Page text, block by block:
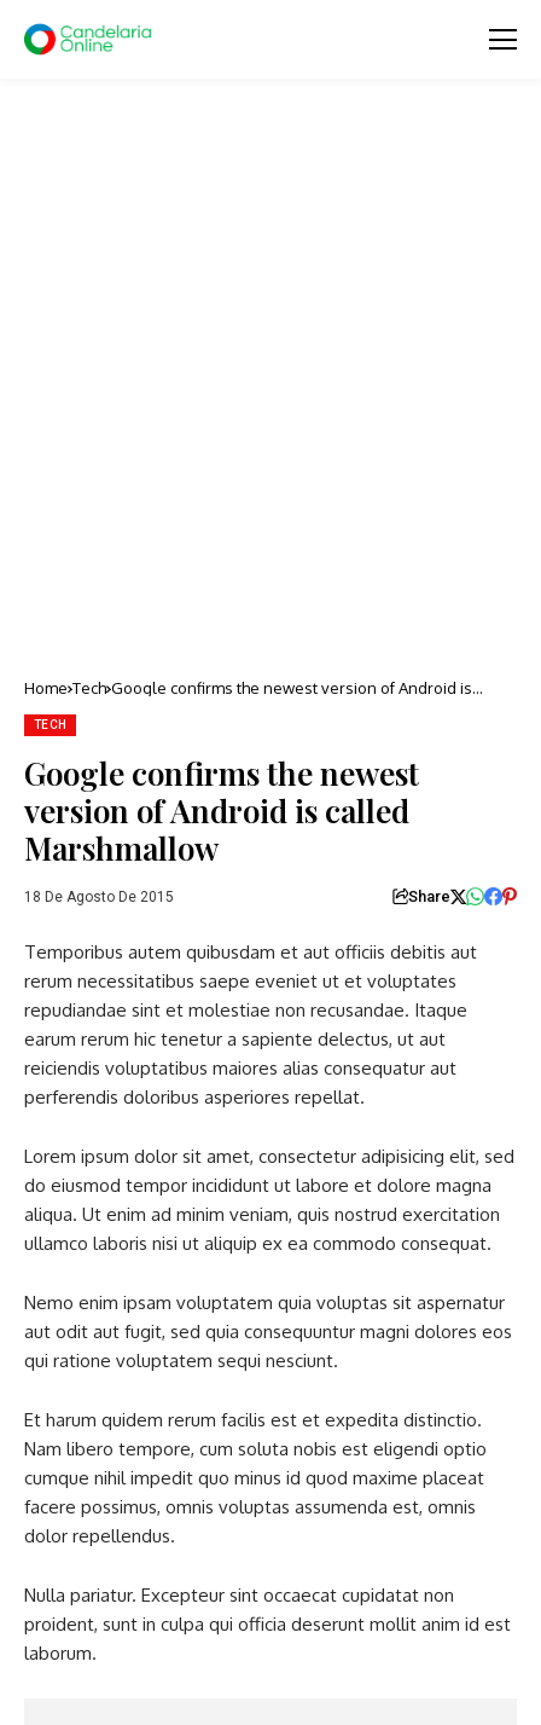
Home Tech Google confirms the newest version of Android is
TECH
Google confirms the newest
version of Android is called
Marshmallow
18 De Agosto De 2015 Share
Temporibus autem quibusdam et aut officiis debitis aut
rerum necessitatibus saepe eveniet ut et voluptates
repudiandae sint et molestiae non recusandae. Itaque
earum rerum hic tenetur a sapiente delectus, ut aut
reiciendis voluptatibus maiores alias consequatur aut
perferendis doloribus asperiores repellat.
Lorem ipsum dolor sit amet, consectetur adipisicing elit, sed
do eiusmod tempor incididunt ut labore et dolore magna
aliqua. Ut enim ad minim veniam, quis nostrud exercitation
ullamco laboris nisi ut aliquip ex ea commodo consequat.
Nemo enim ipsam voluptatem quia voluptas sit aspernatur
aut odit aut fugit, sed quia consequuntur magni dolores eos
qui ratione voluptatem sequi nesciunt.
Et harum quidem rerum facilis est et expedita distinctio.
Nam libero tempore, cum soluta nobis est eligendi optio
cumque nihil impedit quo minus id quod maxime placeat
facere possimus, omnis voluptas assumenda est, omnis
dolor repellendus.
Nulla pariatur. Excepteur sint occaecat cupidatat non
proident, sunt in culpa qui officia deserunt mollit anim id est
laborum.